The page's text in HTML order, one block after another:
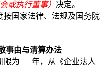
或执行董事） 决定。
按国家法律、法规及国务院
事由与清算办法
限为
年，从《企业法人